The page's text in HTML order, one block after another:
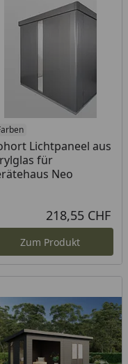
Lichtpaneel aus
für
Neo
218,55 CHF
Zum Produkt